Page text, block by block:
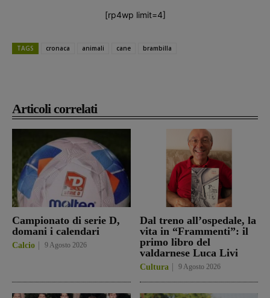
Articoli correlati
Campionato di serie D,
domani i calendari
Calcio 9 Agosto 2026
Dal treno all’ospedale, la
vita in “Frammenti”: il
primo libro del
valdarnese Luca Livi
Cultura 9 Agosto 2026
[rp4wp limit=4]
TAGS cronaca animali cane brambilla